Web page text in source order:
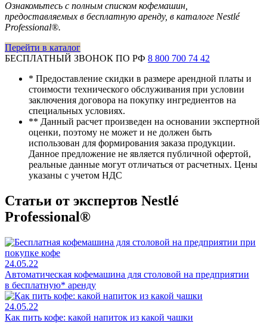
Ознакомьтесь с полным списком кофемашин,
предоставляемых в бесплатную аренду, в каталоге Nestlé
Professional®.
Перейти в каталог
БЕСПЛАТНЫЙ ЗВОНОК ПО РФ 8 800 700 74 42
* Предоставление скидки в размере арендной платы и
стоимости технического обслуживания при условии
заключения договора на покупку ингредиентов на
специальных условиях.
** Данный расчет произведен на основании экспертной
оценки, поэтому не может и не должен быть
использован для формирования заказа продукции.
Данное предложение не является публичной офертой,
реальные данные могут отличаться от расчетных. Цены
указаны с учетом НДС
Статьи от экспертов Nestlé
Professional®
24.05.22
Автоматическая кофемашина для столовой на предприятии
в бесплатную* аренду
24.05.22
Как пить кофе: какой напиток из какой чашки